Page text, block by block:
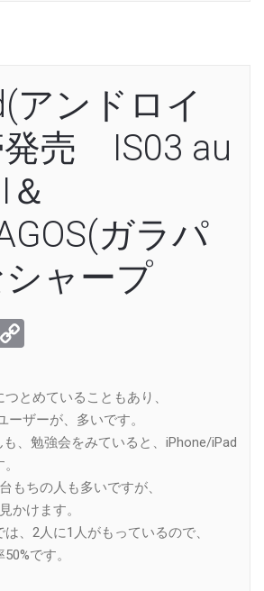
アンドロイ
発売 IS03 au
ガラパ
ャープ
とめていることもあり、
ーザーが、多いです。
、勉強会をみていると、iPhone/iPad
もちの人も多いですが、
かけます。
、2人に1人がもっているので、
です。